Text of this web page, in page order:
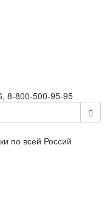
8-800-500-95-95
по всей Россий